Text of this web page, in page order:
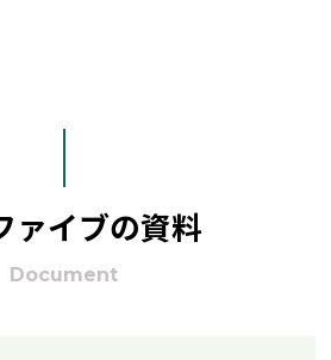
ファイブの資料
Document